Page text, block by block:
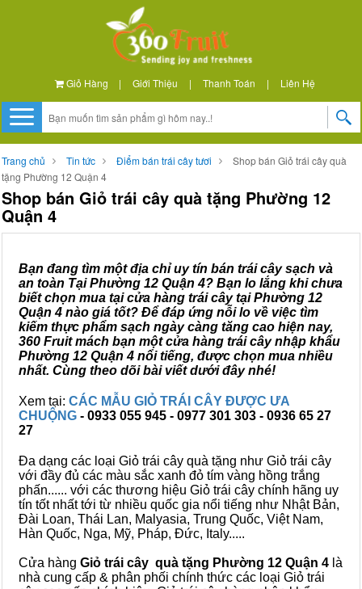
Giỏ Hàng | Giới Thiệu | Thanh Toán | Liên Hệ
Trang chủ Tin tức Điểm bán trái cây tươi
Shop bán Giỏ trái cây quà
tặng Phường 12 Quận 4
Shop bán Giỏ trái cây quà tặng Phường 12
Quận 4
Bạn đang tìm một địa chỉ uy tín bán trái cây sạch và
an toàn Tại Phường 12 Quận 4? Bạn lo lắng khi chưa
biết chọn mua tại cửa hàng trái cây tại Phường 12
Quận 4 nào giá tốt? Để đáp ứng nỗi lo về việc tìm
kiếm thực phẩm sạch ngày càng tăng cao hiện nay,
360 Fruit mách bạn một cửa hàng trái cây nhập khẩu
Phường 12 Quận 4 nổi tiếng, được chọn mua nhiều
nhất. Cùng theo dõi bài viết dưới đây nhé!
Xem tại: CÁC MẪU GIỎ TRÁI CÂY ĐƯỢC ƯA
CHUỘNG - 0933 055 945 - 0977 301 303 - 0936 65 27
27
Đa dạng các loại Giỏ trái cây quà tặng như Giỏ trái cây
với đầy đủ các màu sắc xanh đỏ tím vàng hồng trắng
phấn...... với các thương hiệu Giỏ trái cây chính hãng uy
tín tốt nhất tới từ nhiều quốc gia nổi tiếng như Nhật Bản,
Đài Loan, Thái Lan, Malyasia, Trung Quốc, Việt Nam,
Hàn Quốc, Nga, Mỹ, Pháp, Đức, Italy.....
Cửa hàng Giỏ trái cây quà tặng Phường 12 Quận 4 là
nhà cung cấp & phân phối chính thức các loại Giỏ trái